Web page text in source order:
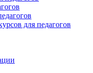
для педагогов